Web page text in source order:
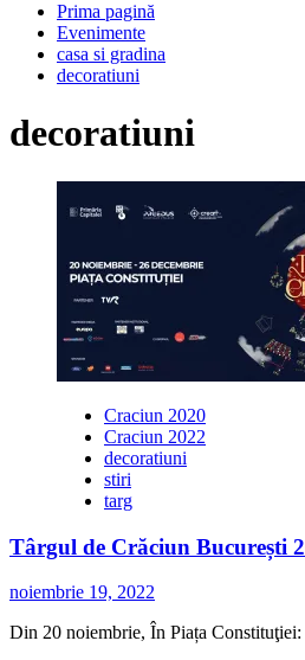
Prima pagină
Evenimente
casa si gradina
decoratiuni
decoratiuni
Craciun 2020
Craciun 2022
decoratiuni
stiri
targ
Târgul de Crăciun București
noiembrie 19, 2022
Din 20 noiembrie, În Piața